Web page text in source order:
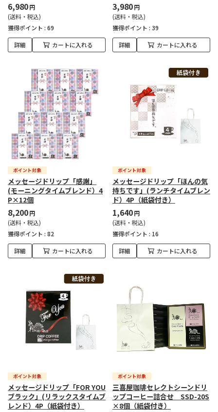
6,980円
(送料・税込)
獲得ポイント : 69
詳細 カートに入れる
3,980円
(送料・税込)
獲得ポイント : 39
詳細 カートに入れる
メッセージドリップ「感謝」
(モーニングタイムブレンド）4
P×12個
8,200円
(送料・税込)
獲得ポイント : 82
詳細 カートに入れる
メッセージドリップ「ほんの気
持ちです」(ランチタイムブレン
ド）4P（紙袋付き）
1,640円
(送料・税込)
獲得ポイント : 16
詳細 カートに入れる
メッセージドリップ「FOR YOU
ブラック」(リラックスタイムブ
レンド）4P（紙袋付き）
三喜屋珈琲セレクトシーンドリ
ップコーヒー詰合せ SSD-20S
×8個（紙袋付き）